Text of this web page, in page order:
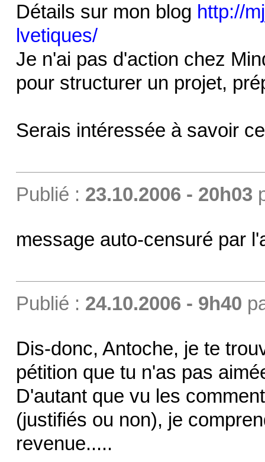
Détails sur mon blog http://
lvetiques/
Je n'ai pas d'action chez
pour structurer un projet,
Serais intéressée à savoir
Publié : 23.10.2006 - 20h03
message auto-censuré par
Publié : 24.10.2006 - 9h40
Dis-donc, Antoche, je te
pétition que tu n'as pas
D'autant que vu les
(justifiés ou non), je
revenue.....